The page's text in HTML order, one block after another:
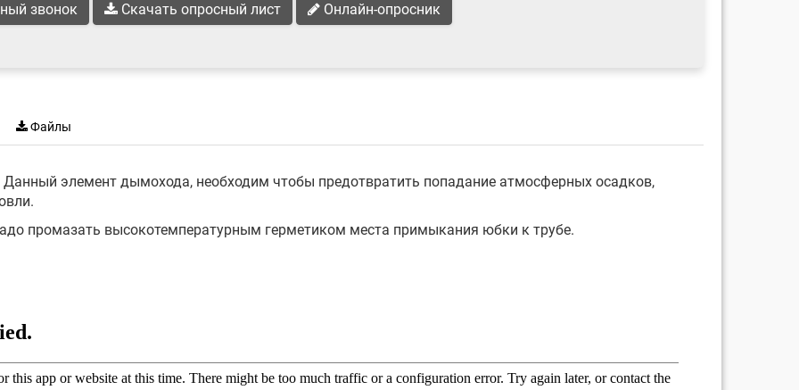
звонок Скачать опросный лист Онлайн-опросник
Файлы
элемент дымохода, необходим чтобы предотвратить попадание атмосферных осадков,
промазать высокотемпературным герметиком места примыкания юбки к трубе.